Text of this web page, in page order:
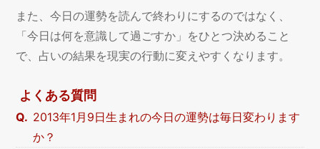
また、今日の運勢を読んで終わりにするのではなく、
「今日は何を意識して過ごすか」をひとつ決めること
で、占いの結果を現実の行動に変えやすくなります。
よくある質問
2013年1月9日生まれの今日の運勢は毎日変わります
か？